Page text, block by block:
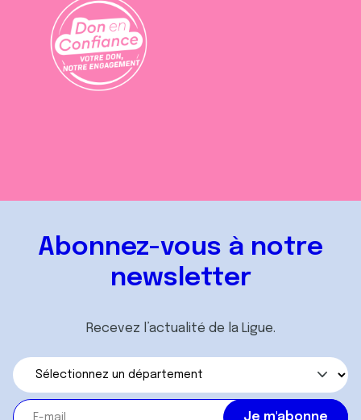
Abonnez-vous à notre
newsletter
Recevez l’actualité de la Ligue.